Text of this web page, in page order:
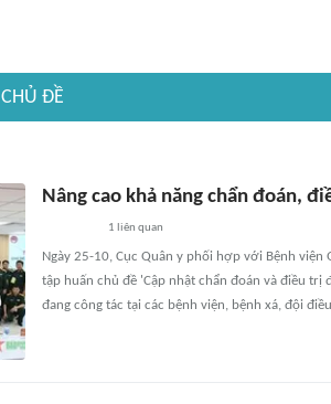
CHỦ ĐỀ
Nâng cao khả năng chẩn đoán,
1 liên quan
Ngày 25-10, Cục Quân y phối hợp với Bệnh
tập huấn chủ đề 'Cập nhật chẩn đoán và điều
đang công tác tại các bệnh viện, bệnh xá, đội